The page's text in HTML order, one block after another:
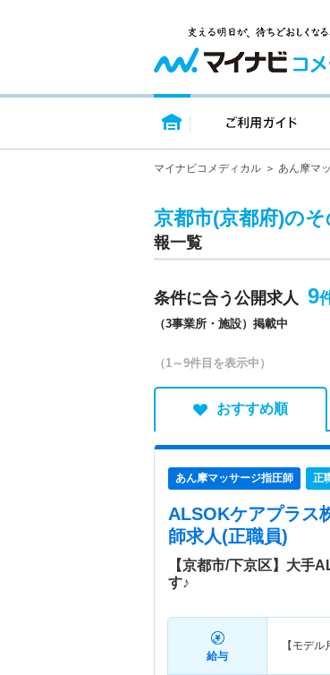
トップページ
マイナビコメディカル あん摩マ
京都市(京都府)の
報一覧
条件に合う公開求人 9
（3事業所・施設）掲載中
（1～9件目を表示中）
おすすめ順
あん摩マッサージ指圧師 正
ALSOKケアプラス
師求人(正職員)
【京都市/下京区】大手
す♪
給与
【モデル